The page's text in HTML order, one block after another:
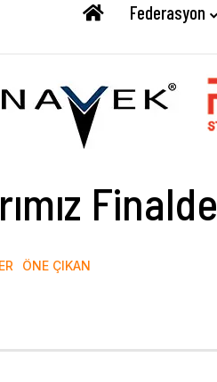
Federasyon
Finalde
ÖNE ÇIKAN